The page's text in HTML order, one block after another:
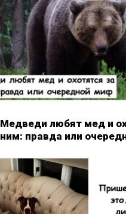
Медведи любят мед и
ним: правда или